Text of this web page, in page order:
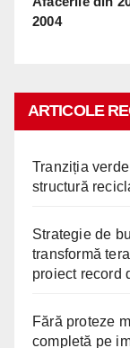
2004
ARTICOLE
Tranziția
structură
Strategie de
transformă
proiect record
Fără proteze
completă pe